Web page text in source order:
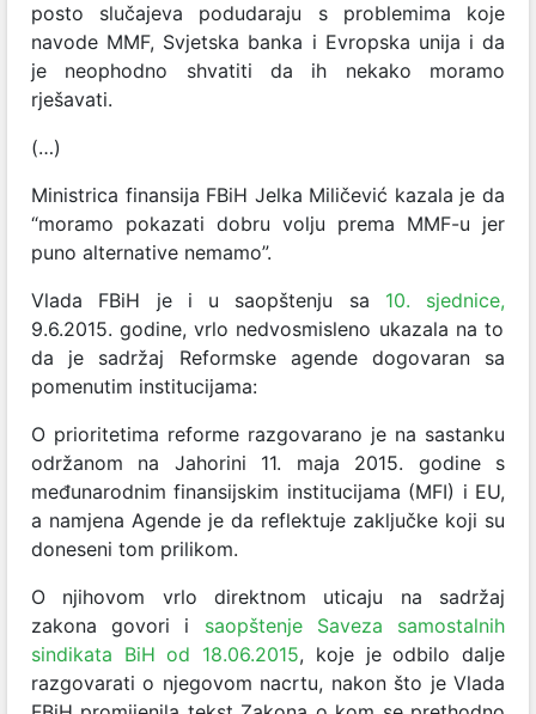
posto slučajeva podudaraju s problemima koje
navode MMF, Svjetska banka i Evropska unija i da
je neophodno shvatiti da ih nekako moramo
rješavati.
(…)
Ministrica finansija FBiH Jelka Miličević kazala je da
“moramo pokazati dobru volju prema MMF-u jer
puno alternative nemamo”.
Vlada FBiH je i u saopštenju sa 10. sjednice,
9.6.2015. godine, vrlo nedvosmisleno ukazala na to
da je sadržaj Reformske agende dogovaran sa
pomenutim institucijama:
O prioritetima reforme razgovarano je na sastanku
održanom na Jahorini 11. maja 2015. godine s
međunarodnim finansijskim institucijama (MFI) i EU,
a namjena Agende je da reflektuje zaključke koji su
doneseni tom prilikom.
O njihovom vrlo direktnom uticaju na sadržaj
zakona govori i saopštenje Saveza samostalnih
sindikata BiH od 18.06.2015, koje je odbilo dalje
razgovarati o njegovom nacrtu, nakon što je Vlada